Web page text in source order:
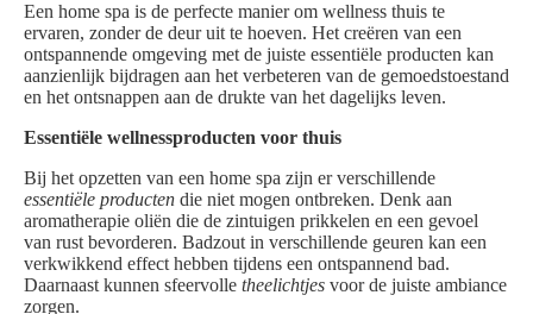
Een home spa is de perfecte manier om wellness thuis te
ervaren, zonder de deur uit te hoeven. Het creëren van een
ontspannende omgeving met de juiste essentiële producten kan
aanzienlijk bijdragen aan het verbeteren van de gemoedstoestand
en het ontsnappen aan de drukte van het dagelijks leven.
Essentiële wellnessproducten voor thuis
Bij het opzetten van een home spa zijn er verschillende
essentiële producten die niet mogen ontbreken. Denk aan
aromatherapie oliën die de zintuigen prikkelen en een gevoel
van rust bevorderen. Badzout in verschillende geuren kan een
verkwikkend effect hebben tijdens een ontspannend bad.
Daarnaast kunnen sfeervolle theelichtjes voor de juiste ambiance
zorgen.